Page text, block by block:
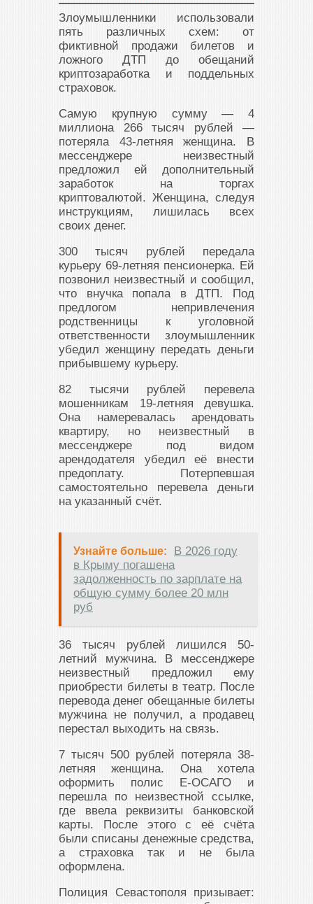
Злоумышленники использовали
пять различных схем: от
фиктивной продажи билетов и
ложного ДТП до обещаний
криптозаработка и поддельных
страховок.
Самую крупную сумму — 4
миллиона 266 тысяч рублей —
потеряла 43-летняя женщина. В
мессенджере неизвестный
предложил ей дополнительный
заработок на торгах
криптовалютой. Женщина, следуя
инструкциям, лишилась всех
своих денег.
300 тысяч рублей передала
курьеру 69-летняя пенсионерка. Ей
позвонил неизвестный и сообщил,
что внучка попала в ДТП. Под
предлогом непривлечения
родственницы к уголовной
ответственности злоумышленник
убедил женщину передать деньги
прибывшему курьеру.
82 тысячи рублей перевела
мошенникам 19-летняя девушка.
Она намеревалась арендовать
квартиру, но неизвестный в
мессенджере под видом
арендодателя убедил её внести
предоплату. Потерпевшая
самостоятельно перевела деньги
на указанный счёт.
Узнайте больше:
В 2026 году
в Крыму погашена
задолженность по зарплате на
общую сумму более 20 млн
руб
36 тысяч рублей лишился 50-
летний мужчина. В мессенджере
неизвестный предложил ему
приобрести билеты в театр. После
перевода денег обещанные билеты
мужчина не получил, а продавец
перестал выходить на связь.
7 тысяч 500 рублей потеряла 38-
летняя женщина. Она хотела
оформить полис Е-ОСАГО и
перешла по неизвестной ссылке,
где ввела реквизиты банковской
карты. После этого с её счёта
были списаны денежные средства,
а страховка так и не была
оформлена.
Полиция Севастополя призывает: